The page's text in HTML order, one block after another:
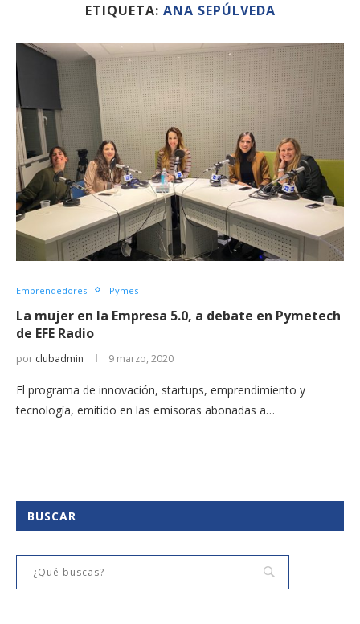
ETIQUETA: ANA SEPÚLVEDA
Emprendedores Pymes
La mujer en la Empresa 5.0, a debate en Pymetech
de EFE Radio
por clubadmin 9 marzo, 2020
El programa de innovación, startups, emprendimiento y
tecnología, emitido en las emisoras abonadas a…
BUSCAR